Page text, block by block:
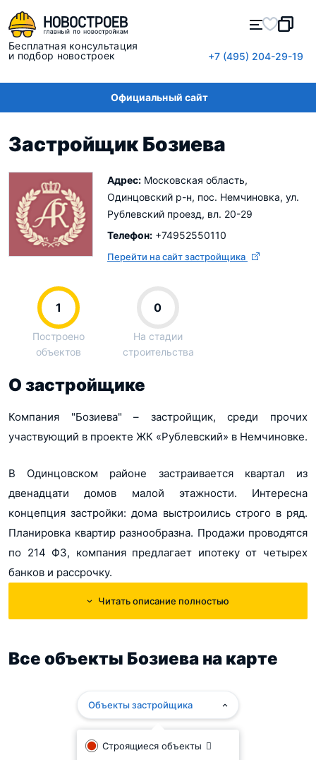
Бесплатная консультация
и подбор новостроек
+7 (495) 204-29-19
Официальный сайт
Застройщик Бозиева
Адрес: Московская область,
Одинцовский р-н, пос. Немчиновка, ул.
Рублевский проезд, вл. 20-29
Телефон: +74952550110
Перейти на сайт застройщика
1
Построено
объектов
0
На стадии
строительства
О застройщике
Компания "Бозиева" – застройщик, среди прочих
участвующий в проекте ЖК «Рублевский» в Немчиновке.
В Одинцовском районе застраивается квартал из
двенадцати домов малой этажности. Интересна
концепция застройки: дома выстроились строго в ряд.
Планировка квартир разнообразна. Продажи проводятся
по 214 ФЗ, компания предлагает ипотеку от четырех
банков и рассрочку.
В своей работе "Бозиева" исходит из принципов
В проекте застройки ЖК предполагаются, помимо
зоны для отдыха и детских игр,
супермаркет,
Читать описание полностью
Все объекты Бозиева на карте
Объекты застройщика
Строящиеся объекты